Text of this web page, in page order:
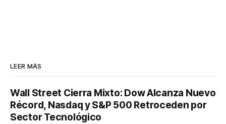
LEER MÁS
Wall Street Cierra Mixto: Dow Alcanza Nuevo
Récord, Nasdaq y S&P 500 Retroceden por
Sector Tecnológico